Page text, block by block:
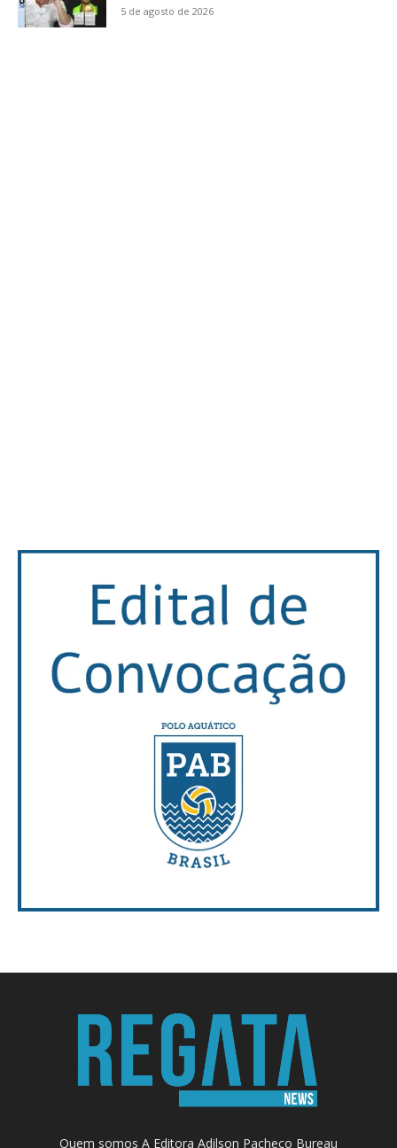
5 de agosto de 2026
Quem somos A Editora Adilson Pacheco Bureau